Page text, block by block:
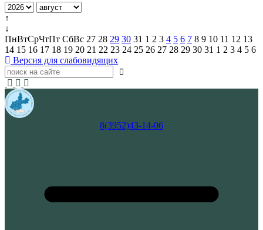
↑
↓
ПнВтСрЧтПт СбВс 27 28 29 30 31 1 2 3 4 5 6 7 8 9 10 11 12 13
14 15 16 17 18 19 20 21 22 23 24 25 26 27 28 29 30 31 1 2 3 4 5 6
Версия для слабовидящих
8(3952)43-14-06